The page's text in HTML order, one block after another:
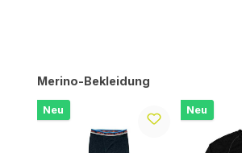
Produktgalerie überspringen
Merino-Bekleidung
Neu Neu